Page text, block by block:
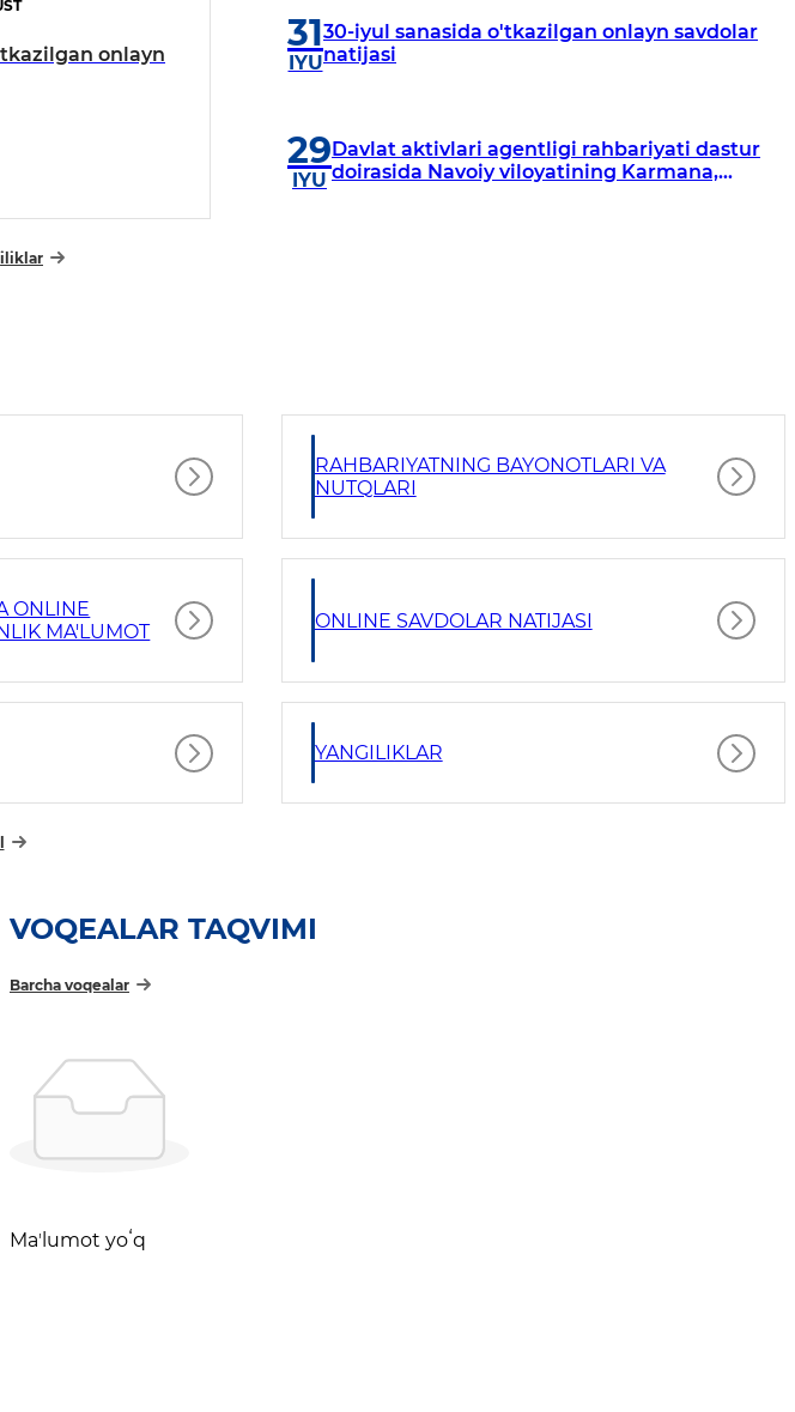
onlayn
31
IYU
30-iyul sanasida o'tkazilgan onlayn savdolar
natijasi
29
IYU
Davlat aktivlari agentligi rahbariyati dastur
doirasida Navoiy viloyatining Karmana,
RAHBARIYATNING BAYONOTLARI VA
NUTQLARI
ONLINE
MA'LUMOT
ONLINE SAVDOLAR NATIJASI
YANGILIKLAR
VOQEALAR TAQVIMI
Barcha voqealar
Maʼlumot yoʻq